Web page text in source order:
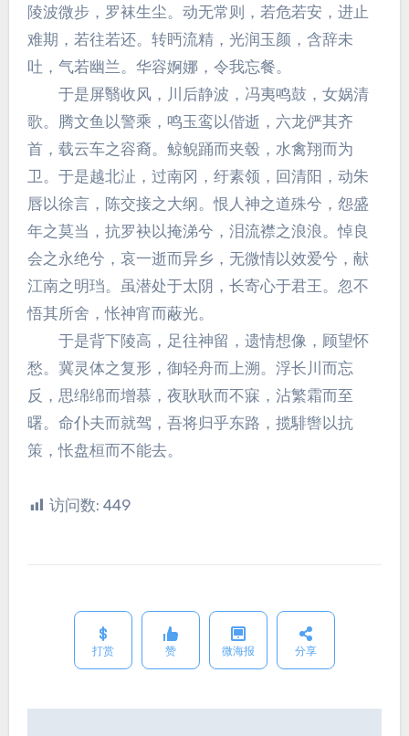
陵波微步，罗袜生尘。动无常则，若危若安，进止
难期，若往若还。转眄流精，光润玉颜，含辞未
吐，气若幽兰。华容婀娜，令我忘餐。
于是屏翳收风，川后静波，冯夷鸣鼓，女娲清
歌。腾文鱼以警乘，鸣玉鸾以偕逝，六龙俨其齐
首，载云车之容裔。鲸鲵踊而夹毂，水禽翔而为
卫。于是越北沚，过南冈，纡素领，回清阳，动朱
唇以徐言，陈交接之大纲。恨人神之道殊兮，怨盛
年之莫当，抗罗袂以掩涕兮，泪流襟之浪浪。悼良
会之永绝兮，哀一逝而异乡，无微情以效爱兮，献
江南之明珰。虽潜处于太阴，长寄心于君王。忽不
悟其所舍，怅神宵而蔽光。
于是背下陵高，足往神留，遗情想像，顾望怀
愁。冀灵体之复形，御轻舟而上溯。浮长川而忘
反，思绵绵而增慕，夜耿耿而不寐，沾繁霜而至
曙。命仆夫而就驾，吾将归乎东路，揽騑辔以抗
策，怅盘桓而不能去。
访问数: 449
打赏 赞 微海报 分享